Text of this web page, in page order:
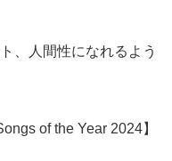
、人間性になれるよう
of the Year 2024】